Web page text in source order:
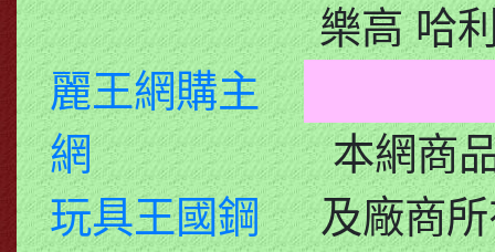
樂高 哈
麗王網購主
網
玩具王國鋼
本網商
及廠商